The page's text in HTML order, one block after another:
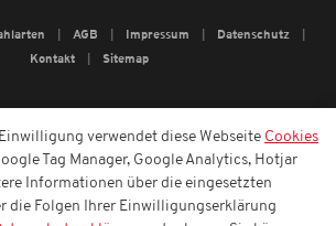
AGB Impressum
Datenschutz
Kontakt
Sitemap
verwendet diese Webseite Cookies
Tag Manager, Google Analytics, Hotjar
Informationen über die eingesetzten
die Folgen Ihrer Einwilligungserklärung